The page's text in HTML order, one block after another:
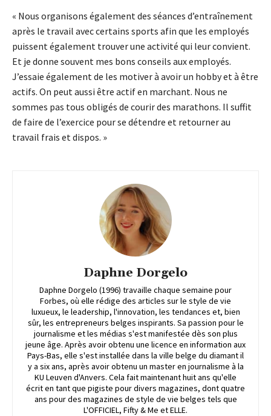
« Nous organisons également des séances d’entraînement
après le travail avec certains sports afin que les employés
puissent également trouver une activité qui leur convient.
Et je donne souvent mes bons conseils aux employés.
J’essaie également de les motiver à avoir un hobby et à être
actifs. On peut aussi être actif en marchant. Nous ne
sommes pas tous obligés de courir des marathons. Il suffit
de faire de l’exercice pour se détendre et retourner au
travail frais et dispos. »
Daphne Dorgelo
Daphne Dorgelo (1996) travaille chaque semaine pour
Forbes, où elle rédige des articles sur le style de vie
luxueux, le leadership, l'innovation, les tendances et, bien
sûr, les entrepreneurs belges inspirants. Sa passion pour le
journalisme et les médias s'est manifestée dès son plus
jeune âge. Après avoir obtenu une licence en information aux
Pays-Bas, elle s'est installée dans la ville belge du diamant il
y a six ans, après avoir obtenu un master en journalisme à la
KU Leuven d'Anvers. Cela fait maintenant huit ans qu'elle
écrit en tant que pigiste pour divers magazines, dont quatre
ans pour des magazines de style de vie belges tels que
L'OFFICIEL, Fifty & Me et ELLE.